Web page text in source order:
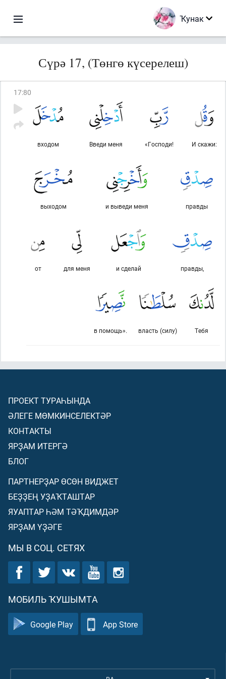
Ҡунак
Сүрә 17, (Төнгө күсерелеш)
17:80
И скажи:
«Господи!
Введи меня
входом
правды
и выведи меня
выходом
правды,
и сделай
для меня
от
Тебя
власть (силу)
в помощь».
ПРОЕКТ ТУРАҺЫНДА
ӘЛЕГЕ МӨМКИНСЕЛЕКТӘР
КОНТАКТЫ
ЯРҘАМ ИТЕРГӘ
БЛОГ
ПАРТНЕРҘАР ӨСӨН ВИДЖЕТ
БЕҘҘЕҢ УҘАҠТАШТАР
ЯУАПТАР ҺӘМ ТӘҠДИМДӘР
ЯРҘАМ ҮҘӘГЕ
МЫ В СОЦ. СЕТЯХ
МОБИЛЬ ҠУШЫМТА
Google Play App Store